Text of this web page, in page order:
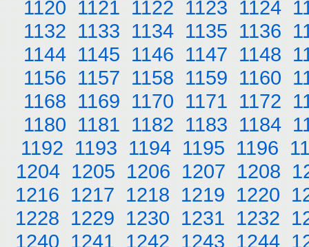
1120 1121 1122 1123 1124
1132 1133 1134 1135 1136
1144 1145 1146 1147 1148
1156 1157 1158 1159 1160
1168 1169 1170 1171 1172
1180 1181 1182 1183 1184
1192 1193 1194 1195 1196
1204 1205 1206 1207 1208
1216 1217 1218 1219 1220
1228 1229 1230 1231 1232
1240 1241 1242 1243 1244